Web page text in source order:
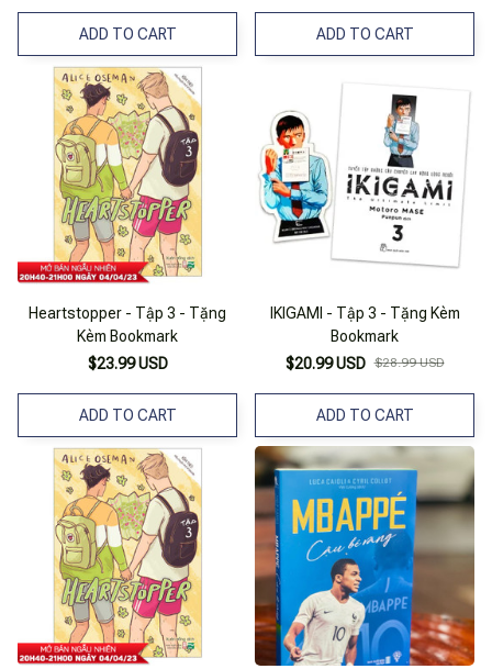
ADD TO CART ADD TO CART
Heartstopper - Tập 3 - Tặng
Kèm Bookmark
$23.99 USD
ADD TO CART
IKIGAMI - Tập 3 - Tặng Kèm
Bookmark
$20.99 USD $28.99 USD
ADD TO CART